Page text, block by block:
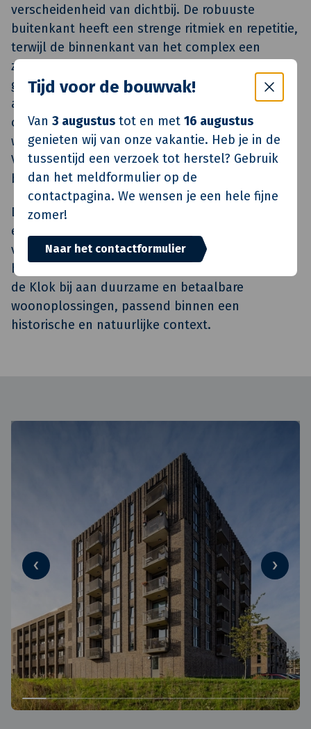
Tijd voor de bouwvak!
Van 3 augustus tot en met 16 augustus
genieten wij van onze vakantie. Heb je in de
tussentijd een verzoek tot herstel? Gebruik
dan het meldformulier op de
contactpagina. We wensen je een hele fijne
zomer!
Naar het contactformulier
verscheidenheid van dichtbij. De robuuste
buitenkant heeft een strenge ritmiek en repetitie,
terwijl de binnenkant van het complex een
zachte, vriendelijke uitstraling heeft door het
gebruik van witte baksteen en een zorgvuldig
aangelegde tuin met biodiverse beplanting. De
overgang van de buitenkant naar de binnenkant
wordt gemarkeerd door een poort aan de
Vlietdijk, die het gevoel van thuiskomen
benadrukt.
De bouw startte medio april 2023 en is ongeveer
een jaar later succesvol afgerond. Met de
voltooiing van deze 102 sociale
huurappartementen aan de Vlietdijk draagt Van
de Klok bij aan duurzame en betaalbare
woonoplossingen, passend binnen een
historische en natuurlijke context.